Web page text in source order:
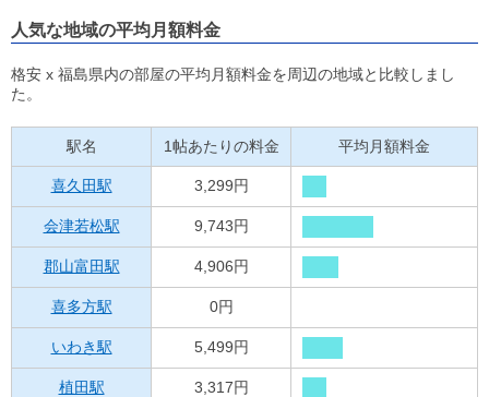
人気な地域の平均月額料金
格安 x 福島県内の部屋の平均月額料金を周辺の地域と比較しまし
た。
駅名 1帖あたりの料金 平均月額料金
喜久田駅 3,299円
会津若松駅 9,743円
郡山富田駅 4,906円
喜多方駅 0円
いわき駅 5,499円
植田駅 3,317円